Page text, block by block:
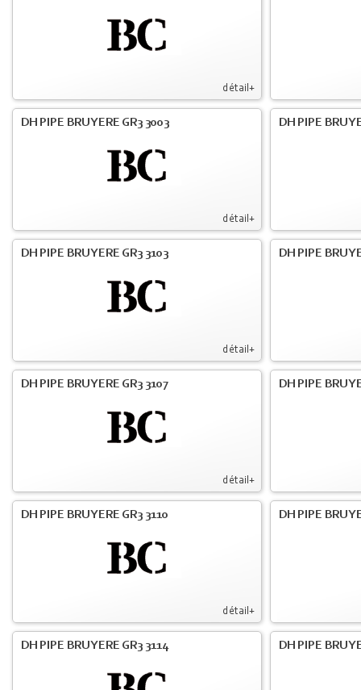
détail+
détail+
DH PIPE BRUYERE GR3 3003 DH PIPE
détail+
DH PIPE BRUYERE GR3 3103 DH PIPE
détail+
DH PIPE BRUYERE GR3 3107 DH PIPE
détail+
DH PIPE BRUYERE GR3 3110 DH PIPE
DH PIPE BRUYERE GR3 3114 DH PIPE